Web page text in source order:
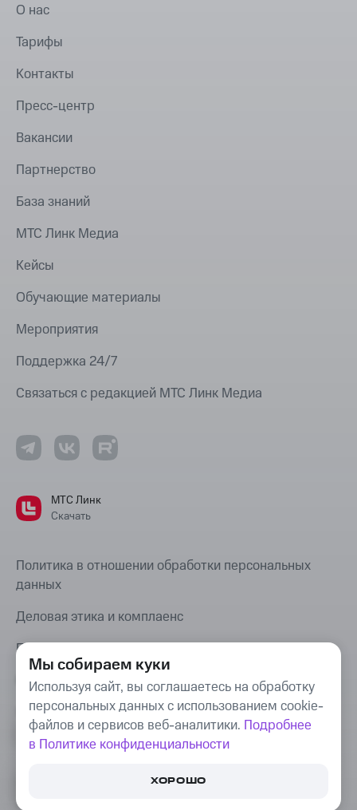
Мы собираем куки
Используя сайт, вы соглашаетесь на обработку
персональных данных с использованием cookie-
файлов и сервисов веб-аналитики. Подробнее
в Политике конфиденциальности
ХОРОШО
ПЛАТФОРМУ ДЛЯ РАБОТЫ,
О нас
Тарифы
Контакты
Пресс-центр
Вакансии
Партнерство
База знаний
МТС Линк Медиа
Кейсы
Обучающие материалы
Мероприятия
Поддержка 24/7
Связаться с редакцией МТС Линк Медиа
МТС Линк
Скачать
Политика в отношении обработки персональных
данных
Деловая этика и комплаенс
Правовая информация
Карта сайта
Bug Bounty
«Webinar», «We.Study», «COMDI» —
товарные знаки, используемые Webinar Group.